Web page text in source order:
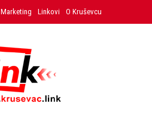
Marketing Linkovi O Kruševcu